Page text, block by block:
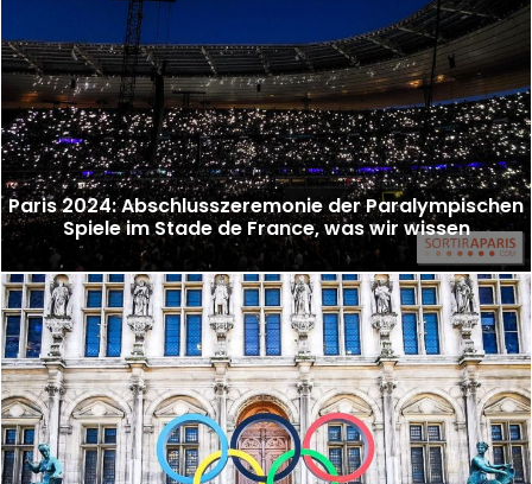
Paris 2024: Abschlusszeremonie der Paralympischen
Spiele im Stade de France, was wir wissen